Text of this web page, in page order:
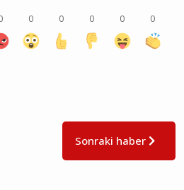
0 0 0 0 0
Sonraki haber